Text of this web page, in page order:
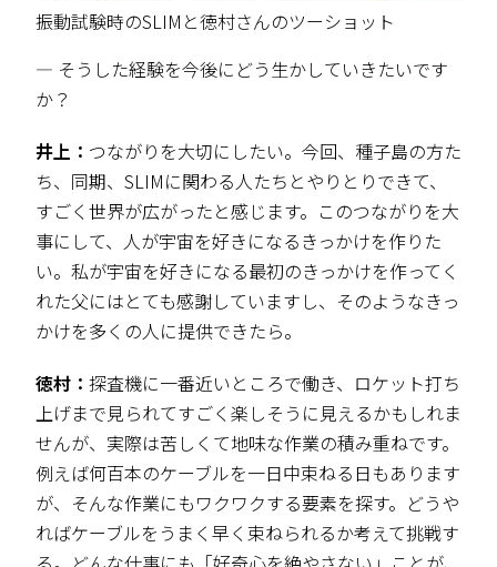
振動試験時のSLIMと徳村さんのツーショット
― そうした経験を今後にどう生かしていきたいです
か？
井上： つながりを大切にしたい。今回、種子島の方た
ち、同期、SLIMに関わる人たちとやりとりできて、
すごく世界が広がったと感じます。このつながりを大
事にして、人が宇宙を好きになるきっかけを作りた
い。私が宇宙を好きになる最初のきっかけを作ってく
れた父にはとても感謝していますし、そのようなきっ
かけを多くの人に提供できたら。
徳村： 探査機に一番近いところで働き、ロケット打ち
上げまで見られてすごく楽しそうに見えるかもしれま
せんが、実際は苦しくて地味な作業の積み重ねです。
例えば何百本のケーブルを一日中束ねる日もあります
が、そんな作業にもワクワクする要素を探す。どうや
ればケーブルをうまく早く束ねられるか考えて挑戦す